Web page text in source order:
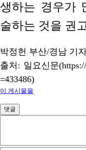
생하는 경우가
술하는 것을 권
박정헌 부산/경남 기
출처: 일요신문
=433486)
이 게시물을
댓글